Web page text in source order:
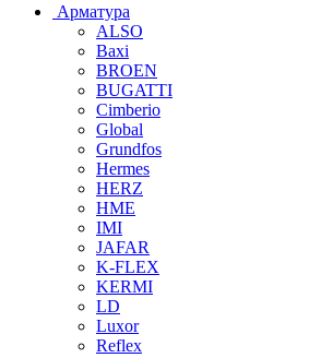
Арматура
ALSO
Baxi
BROEN
BUGATTI
Cimberio
Global
Grundfos
Hermes
HERZ
HME
IMI
JAFAR
K-FLEX
KERMI
LD
Luxor
Reflex